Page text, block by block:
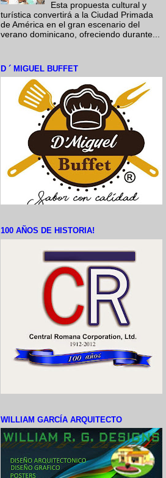
Esta propuesta cultural y
turística convertirá a la Ciudad Primada
de América en el gran escenario del
verano dominicano, ofreciendo durante...
D ´ MIGUEL BUFFET
100 AÑOS DE HISTORIA!
WILLIAM GARCÍA ARQUITECTO